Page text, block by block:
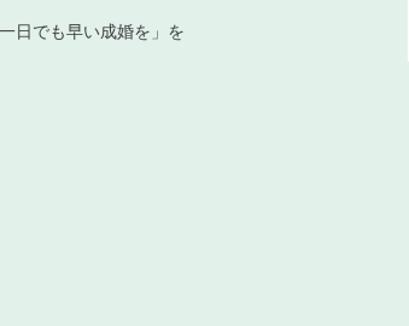
日でも早い成婚を」を